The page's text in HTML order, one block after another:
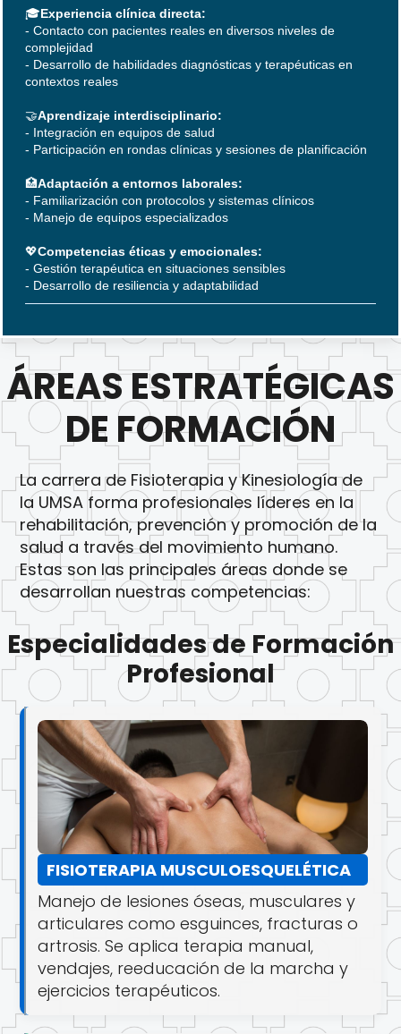
🎓Experiencia clínica directa:
- Contacto con pacientes reales en diversos niveles de
complejidad
- Desarrollo de habilidades diagnósticas y terapéuticas en
contextos reales
🤝Aprendizaje interdisciplinario:
- Integración en equipos de salud
- Participación en rondas clínicas y sesiones de planificación
🏥Adaptación a entornos laborales:
- Familiarización con protocolos y sistemas clínicos
- Manejo de equipos especializados
💖Competencias éticas y emocionales:
- Gestión terapéutica en situaciones sensibles
- Desarrollo de resiliencia y adaptabilidad
ÁREAS ESTRATÉGICAS
DE FORMACIÓN
La carrera de Fisioterapia y Kinesiología de
la UMSA forma profesionales líderes en la
rehabilitación, prevención y promoción de la
salud a través del movimiento humano.
Estas son las principales áreas donde se
desarrollan nuestras competencias:
Especialidades de Formación
Profesional
FISIOTERAPIA MUSCULOESQUELÉTICA
Manejo de lesiones óseas, musculares y
articulares como esguinces, fracturas o
artrosis. Se aplica terapia manual,
vendajes, reeducación de la marcha y
ejercicios terapéuticos.